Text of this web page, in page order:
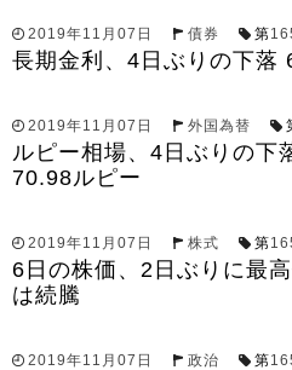
2019年11月07日 債券 第
長期金利、4日ぶりの下落
2019年11月07日 外国為替
ルピー相場、4日ぶりの下
70.98ルピー
2019年11月07日 株式 第
6日の株価、2日ぶりに最
は続騰
2019年11月07日 政治 第